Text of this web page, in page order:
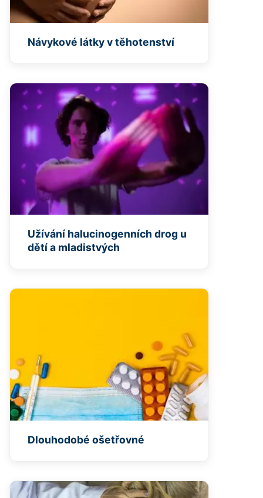
Návykové látky v těhotenství
Užívání halucinogenních drog u
dětí a mladistvých
Dlouhodobé ošetřovné